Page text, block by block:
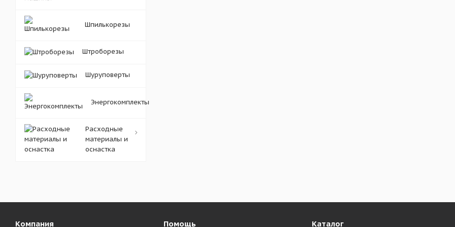
Шпилькорезы
Штроборезы
Шуруповерты
Энергокомплекты
Расходные
материалы и
оснастка
Компания Помощь Каталог